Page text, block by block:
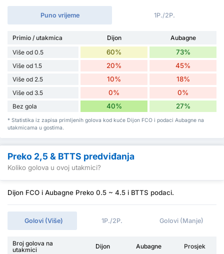
Puno vrijeme 1P./2P.
Primio / utakmica Dijon
Aubagne
Više od 0.5
60% 73%
Više od 1.5 20% 45%
Više od 2.5 10% 18%
Više od 3.5 0% 0%
Bez gola 40% 27%
* Statistika iz zapisa primljenih golova kod kuće Dijon FCO i podaci Aubagne na
utakmicama u gostima.
Preko 2,5 & BTTS predviđanja
Koliko golova u ovoj utakmici?
Dijon FCO i Aubagne Preko 0.5 ~ 4.5 i BTTS podaci.
Golovi (Više) 1P./2P. Golovi (Manje)
Broj golova na
utakmici
Dijon Aubagne Prosjek